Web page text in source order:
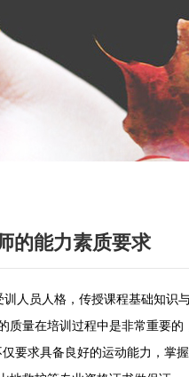
的能力素质要求
员人格，传授课程基础知识
量在培训过程中是非常重要
要求具备良好的运动能力，掌